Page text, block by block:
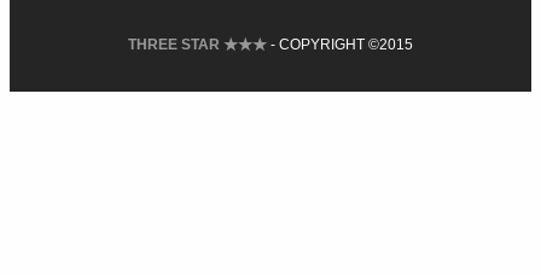
THREE STAR ★★★ - COPYRIGHT ©2015